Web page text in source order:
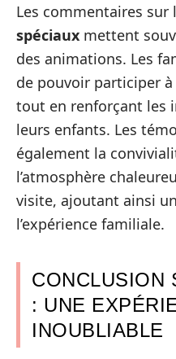
Les commentaires sur
spéciaux mettent
des animations. Les
de pouvoir participer
tout en renforçant les
leurs enfants. Les
également la
l’atmosphère
visite, ajoutant ainsi
l’expérience familiale.
CONCLUSION
: UNE
INOUBLIABLE